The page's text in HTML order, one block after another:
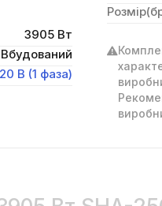
3905 Вт
Вбудований
220 В (1 фаза)